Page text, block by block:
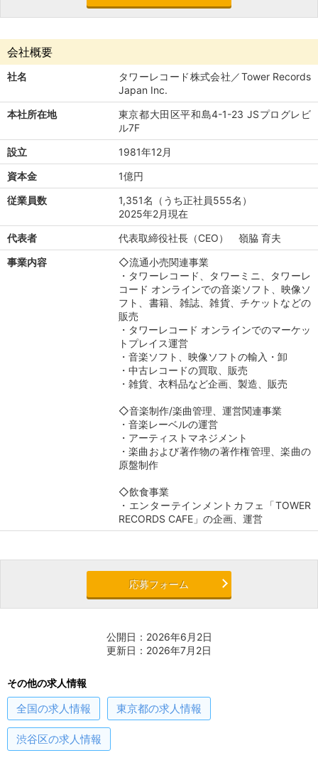
会社概要
社名
タワーレコード株式会社／Tower Records
Japan Inc.
本社所在地
東京都大田区平和島4-1-23 JSプログレビ
ル7F
設立
1981年12月
資本金
1億円
従業員数
1,351名（うち正社員555名）
2025年2月現在
代表者
代表取締役社長（CEO） 嶺脇 育夫
事業内容
◇流通小売関連事業
・タワーレコード、タワーミニ、タワーレ
コード オンラインでの音楽ソフト、映像ソ
フト、書籍、雑誌、雑貨、チケットなどの
販売
・タワーレコード オンラインでのマーケッ
トプレイス運営
・音楽ソフト、映像ソフトの輸入・卸
・中古レコードの買取、販売
・雑貨、衣料品など企画、製造、販売
◇音楽制作/楽曲管理、運営関連事業
・音楽レーベルの運営
・アーティストマネジメント
・楽曲および著作物の著作権管理、楽曲の
原盤制作
◇飲食事業
・エンターテインメントカフェ「TOWER
RECORDS CAFE」の企画、運営
応募フォーム
公開日：2026年6月2日
更新日：2026年7月2日
その他の求人情報
全国の求人情報 東京都の求人情報
渋谷区の求人情報